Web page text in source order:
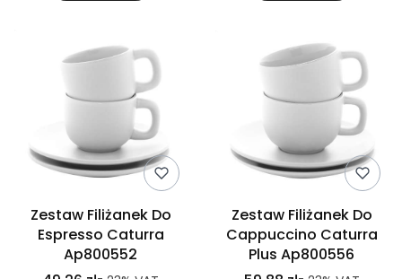
Zestaw Filiżanek Do
Espresso Caturra
Ap800552
Zestaw Filiżanek Do
Cappuccino Caturra
Plus Ap800556